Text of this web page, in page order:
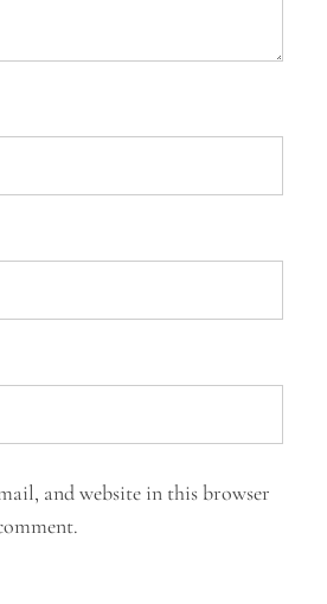
and website in this browser